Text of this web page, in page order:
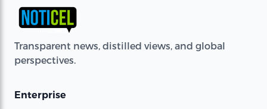
Transparent news, distilled views, and global
perspectives.
Enterprise